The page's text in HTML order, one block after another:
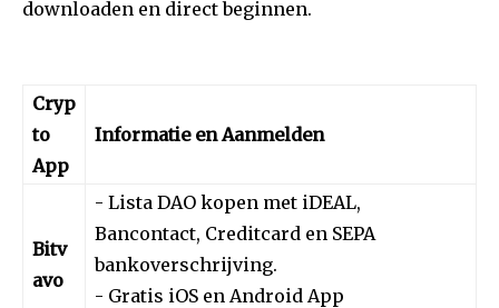
downloaden en direct beginnen.
Cryp
to
App
Informatie en Aanmelden
Bitv
avo
- Lista DAO kopen met iDEAL,
Bancontact, Creditcard en SEPA
bankoverschrijving.
- Gratis iOS en Android App